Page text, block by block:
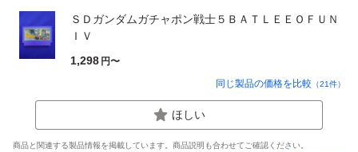
ＳＤガンダムガチャポン戦士５ＢＡＴＬＥＥＯＦＵＮ
ＩＶ
1,298 円〜
同じ製品の価格を比較 （21件）
ほしい
商品と関連する製品情報を掲載しています。商品説明も合わせてご確認ください。